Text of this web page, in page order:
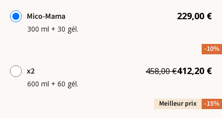
Mico-Mama 229,00 €
300 ml + 30 gél.
-10%
x2 458,00 €412,20 €
600 ml + 60 gél.
Meilleur prix -15%